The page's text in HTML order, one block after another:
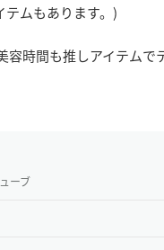
テムもあります。)
容時間も推しアイテムで
ーブ